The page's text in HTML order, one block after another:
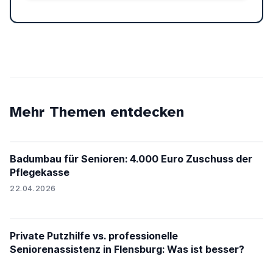
Mehr Themen entdecken
Badumbau für Senioren: 4.000 Euro Zuschuss der
Pflegekasse
22.04.2026
Private Putzhilfe vs. professionelle
Seniorenassistenz in Flensburg: Was ist besser?